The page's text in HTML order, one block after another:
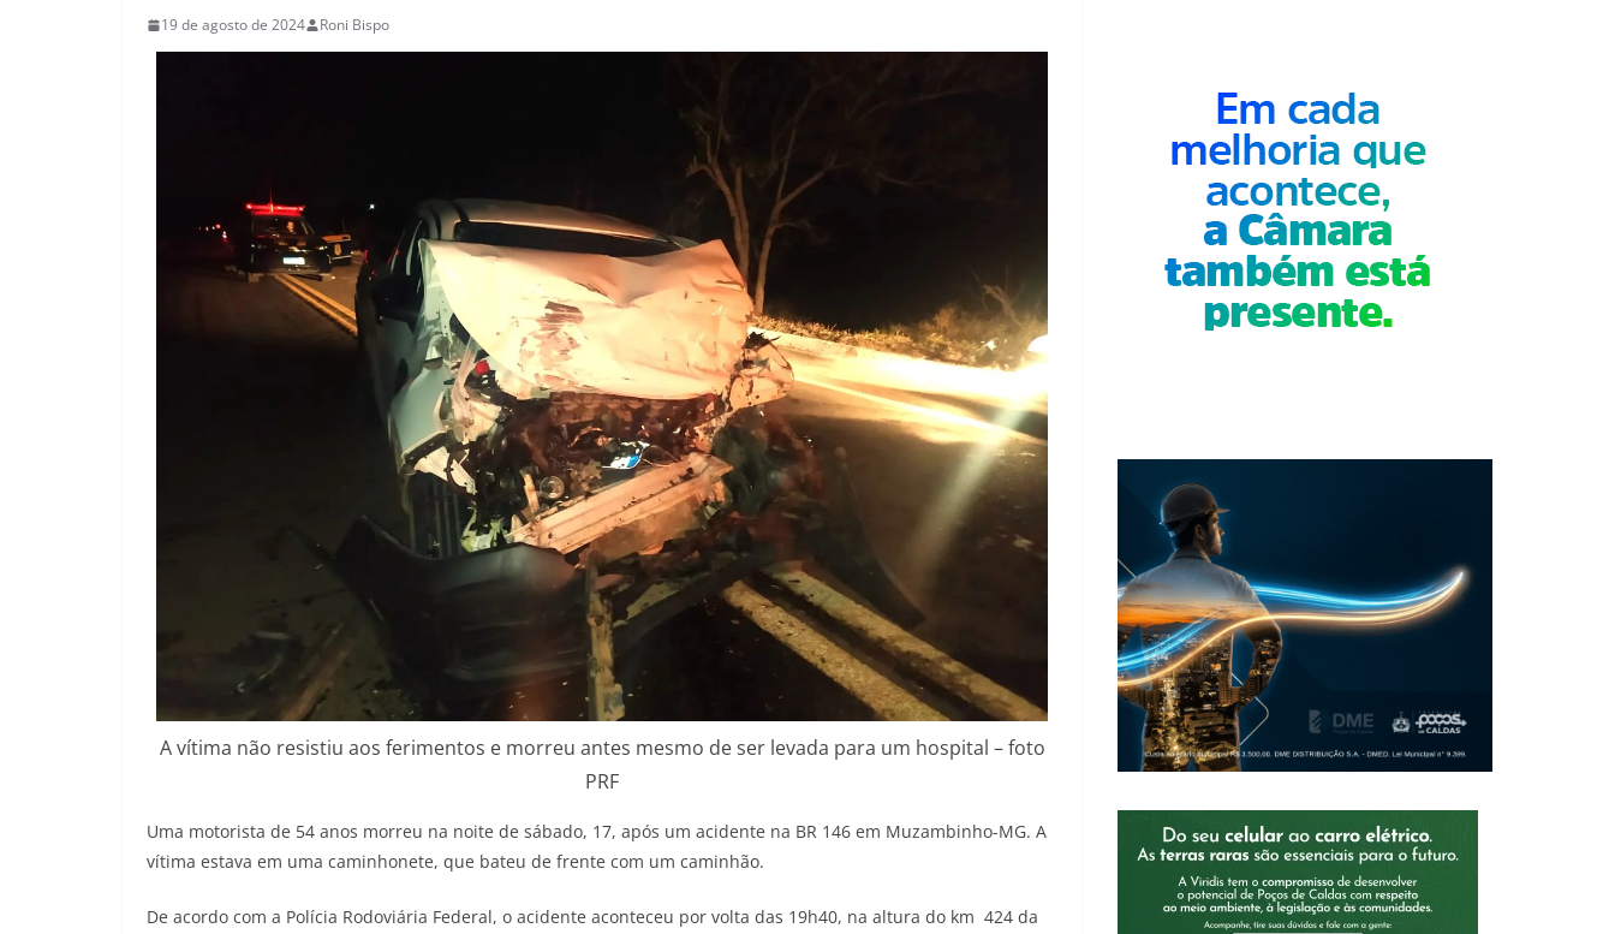
19 de agosto de 2024 Roni Bispo
A vítima não resistiu aos ferimentos e morreu antes mesmo de ser levada para um hospital – foto
PRF
Uma motorista de 54 anos morreu na noite de sábado, 17, após um acidente na BR 146 em Muzambinho-MG. A
vítima estava em uma caminhonete, que bateu de frente com um caminhão.
De acordo com a Polícia Rodoviária Federal, o acidente aconteceu por volta das 19h40, na altura do km 424 da